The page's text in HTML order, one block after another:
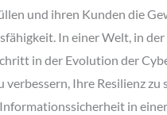
und ihren Kunden die
In einer Welt, in
in der Evolution der
Ihre Resilienz
in